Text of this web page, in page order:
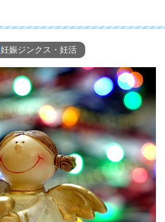
妊娠ジンクス・妊活